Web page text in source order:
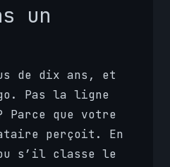
un
de dix ans, et
Pas la ligne
que votre
perçoit. En
s’il classe le